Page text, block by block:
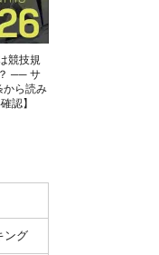
競技規
── サ
から読み
認】
ング